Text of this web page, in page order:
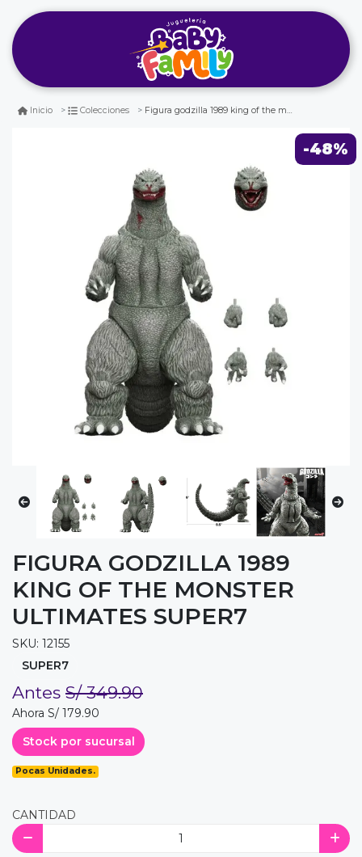
Inicio Colecciones Figura godzilla 1989 king of the monster ultimates super7
-48%
FIGURA GODZILLA 1989
KING OF THE MONSTER
ULTIMATES SUPER7
SKU: 12155
SUPER7
Antes S/ 349.90
Ahora S/ 179.90
Stock por sucursal
Pocas Unidades.
CANTIDAD